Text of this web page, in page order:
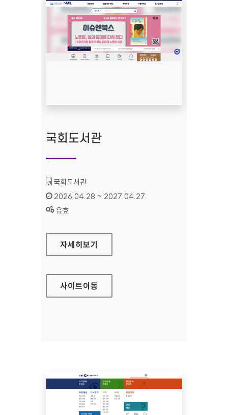
국회도서관
기관명 :
국회도서관
인증기간 :
2026.04.28 ~ 2027.04.27
상태 :
유효
국회도서관
자세히보기
사이트이동